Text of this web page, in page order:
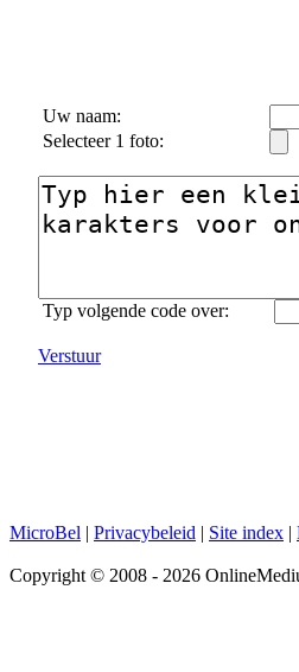
Uw naam:
Selecteer 1 foto:
Typ volgende code over:
Verstuur
MicroBel | Privacybeleid | Site index |
Copyright © 2008 - 2026